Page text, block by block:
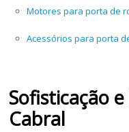
Motores para porta de
Acessórios para porta
Sofisticação
Cabral